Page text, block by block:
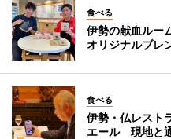
食べる
伊勢の献血ルー
オリジナルブレ
食べる
伊勢・仏レスト
エール 現地と